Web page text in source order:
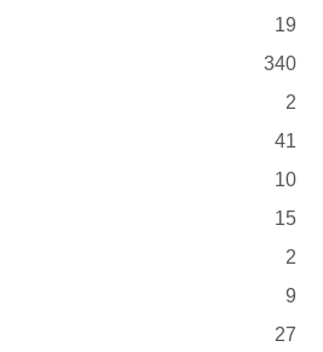
19
340
2
41
10
15
2
9
27